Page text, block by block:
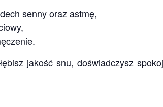
senny oraz astmę,
jakość snu, doświad­czysz